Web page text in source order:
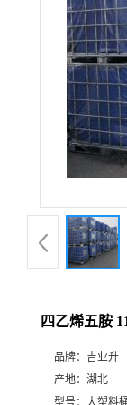
四乙烯五胺
品牌： 吉业升
产地： 湖北